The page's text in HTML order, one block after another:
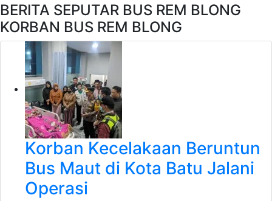
BERITA SEPUTAR BUS REM BLONG
KORBAN BUS REM BLONG
Korban Kecelakaan Beruntun
Bus Maut di Kota Batu Jalani
Operasi